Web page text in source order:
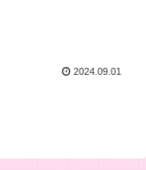
2024.09.01